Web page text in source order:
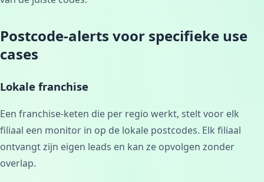
Postcode-alerts voor specifieke use
cases
Lokale franchise
Een franchise-keten die per regio werkt, stelt voor elk
filiaal een monitor in op de lokale postcodes. Elk filiaal
ontvangt zijn eigen leads en kan ze opvolgen zonder
overlap.